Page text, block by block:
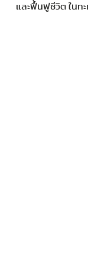
และฟื้นฟูชีวิต ในท